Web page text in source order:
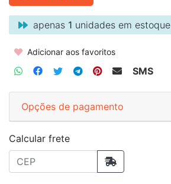
apenas 1 unidades em estoque
Adicionar aos favoritos
SMS
Opções de pagamento
Calcular frete